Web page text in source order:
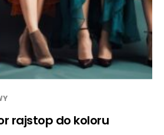
rajstop do koloru